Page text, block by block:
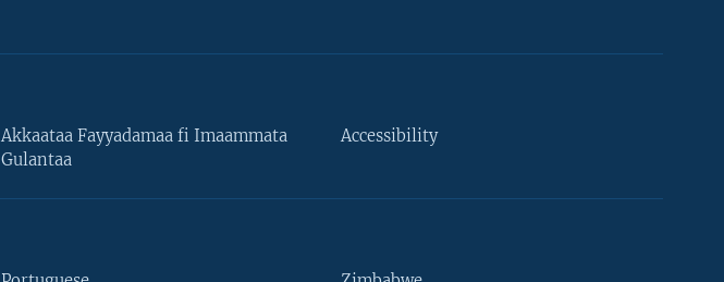
Akkaataa Fayyadamaa fi Imaammata
Gulantaa
Accessibility